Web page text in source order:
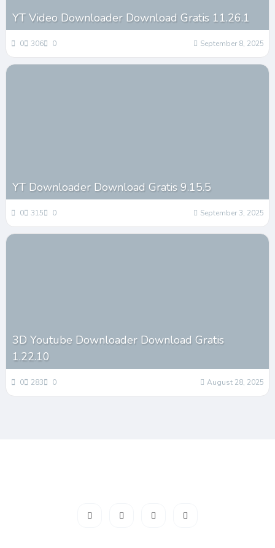
YT Video Downloader Download Gratis 11.26.1
0 306 0 September 8, 2025
YT Downloader Download Gratis 9.15.5
0 315 0 September 3, 2025
3D Youtube Downloader Download Gratis
1.22.10
0 283 0 August 28, 2025